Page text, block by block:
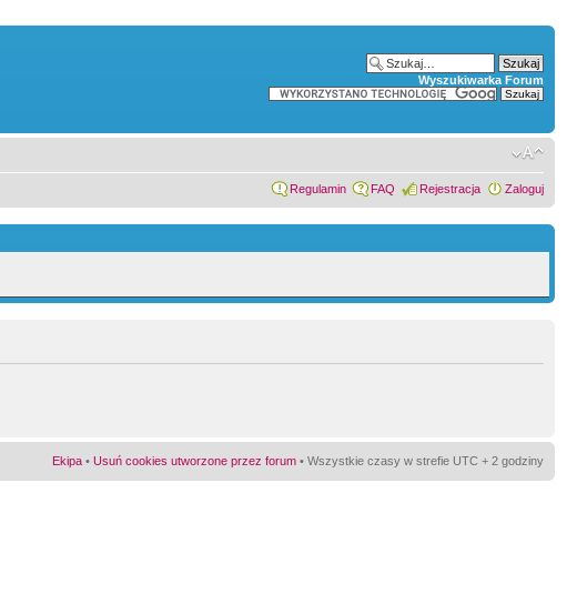
Wyszukiwarka Forum
Regulamin FAQ Rejestracja Zaloguj
Ekipa • Usuń cookies utworzone przez forum • Wszystkie czasy w strefie UTC + 2 godziny